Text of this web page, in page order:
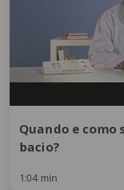
Quando e
bacio?
1:04 min